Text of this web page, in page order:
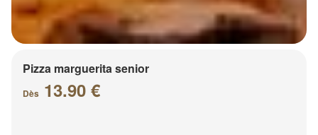
Pizza marguerita senior
Dès 13.90 €